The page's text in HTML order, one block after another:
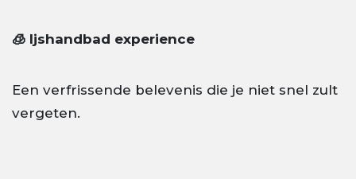
🧊 Ijshandbad experience
Een verfrissende belevenis die je niet snel zult
vergeten.